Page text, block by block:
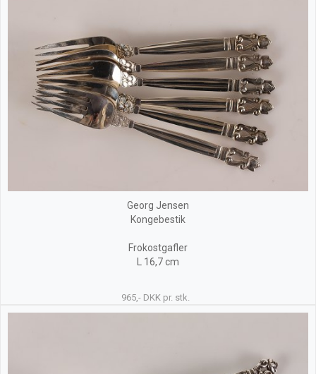
Georg Jensen
Kongebestik
Frokostgafler
L 16,7 cm
965,- DKK pr. stk.